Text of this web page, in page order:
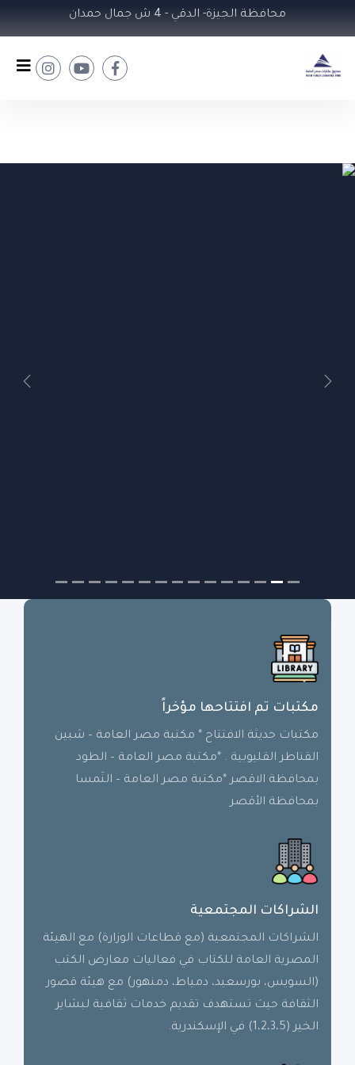
محافظة الجيزة- الدقي - 4 ش جمال حمدان
Previous
Next
مكتبات تم افتتاحها مؤخراً
مكتبات حديثة الافتتاح * مكتبة مصر العامة – شبين
القناطر القليوبية . *مكتبة مصر العامة – الطود
بمحافظة الاقصر *مكتبة مصر العامة – النَمسا
بمحافظة الأقصر
الشراكات المجتمعية
الشراكات المجتمعية (مع قطاعات الوزارة) مع الهيئة
المصرية العامة للكتاب في فعاليات معارض الكتب
(السويس، بورسعيد، دمياط، دمنهور) مع هيئة قصور
الثقافة حيث تستهدف تقديم خدمات ثقافية لبشاير
الخير (1،2،3،5) في الإسكندرية.